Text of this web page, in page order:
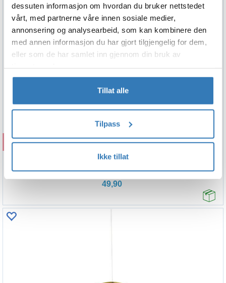
dessuten informasjon om hvordan du bruker nettstedet
vårt, med partnerne våre innen sosiale medier,
annonsering og analysearbeid, som kan kombinere den
med annen informasjon du har gjort tilgjengelig for dem,
eller som de har samlet inn gjennom din bruk av
Tillat alle
Tilpass
Ikke tillat
Kjøp
Hengende Virvel - "Happy Birthday"
Sølv - 81cm
49,90